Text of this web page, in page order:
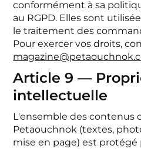
conformément à sa
au RGPD. Elles sont
le traitement des
Pour exercer vos droits,
Article 9 —
intellectuelle
L'ensemble des contenus
Petaouchnok (textes,
mise en page) est